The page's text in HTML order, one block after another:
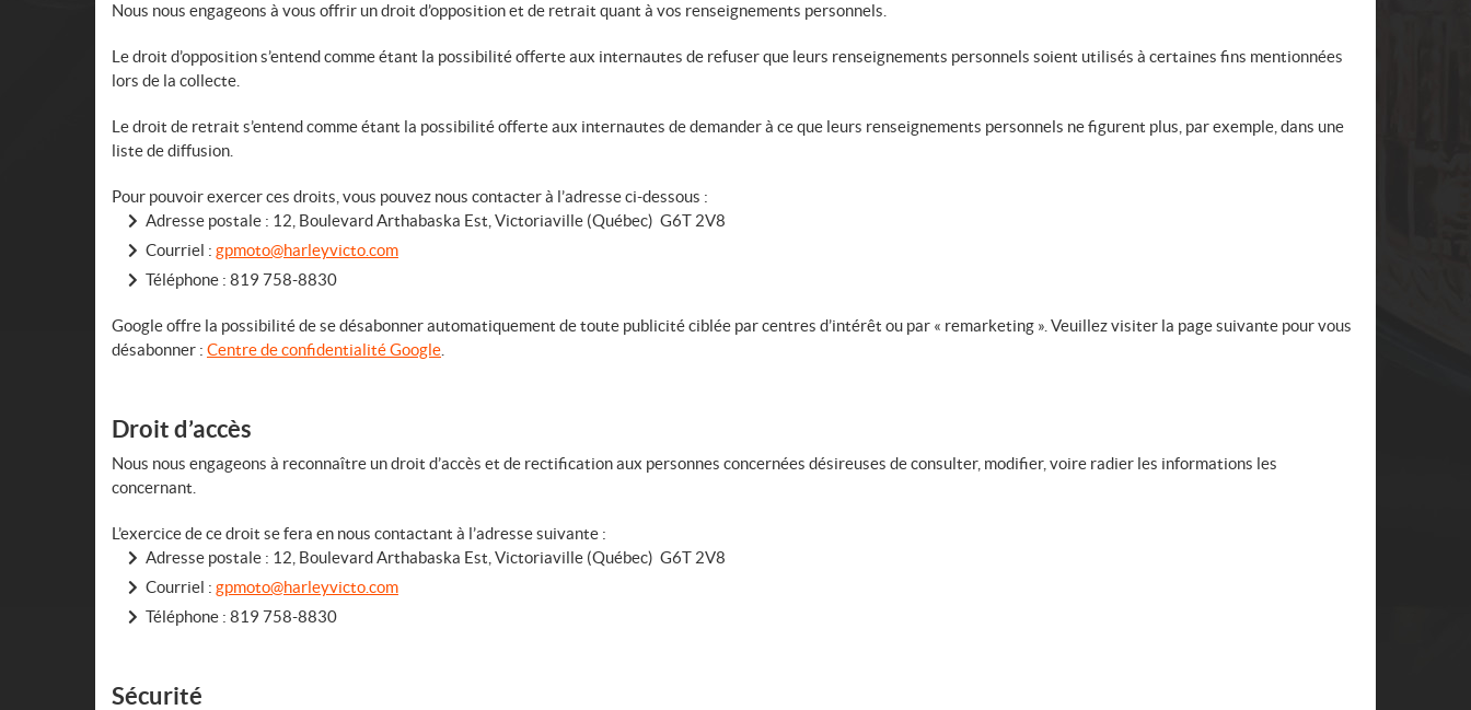
Nous nous engageons à vous offrir un droit d’opposition et de retrait quant à vos renseignements personnels.
Le droit d’opposition s’entend comme étant la possibilité offerte aux internautes de refuser que leurs renseignements personnels soient utilisés à certaines fins mentionnées
lors de la collecte.
Le droit de retrait s’entend comme étant la possibilité offerte aux internautes de demander à ce que leurs renseignements personnels ne figurent plus, par exemple, dans une
liste de diffusion.
Pour pouvoir exercer ces droits, vous pouvez nous contacter à l’adresse ci-dessous :
Adresse postale : 12, Boulevard Arthabaska Est, Victoriaville (Québec) G6T 2V8
Courriel : gpmoto@harleyvicto.com
Téléphone : 819 758-8830
Google offre la possibilité de se désabonner automatiquement de toute publicité ciblée par centres d’intérêt ou par « remarketing ». Veuillez visiter la page suivante pour vous
désabonner : Centre de confidentialité Google
Droit d’accès
Nous nous engageons à reconnaître un droit d’accès et de rectification aux personnes concernées désireuses de consulter, modifier, voire radier les informations les
concernant.
L’exercice de ce droit se fera en nous contactant à l’adresse suivante :
Adresse postale : 12, Boulevard Arthabaska Est, Victoriaville (Québec) G6T 2V8
Courriel : gpmoto@harleyvicto.com
Téléphone : 819 758-8830
Sécurité